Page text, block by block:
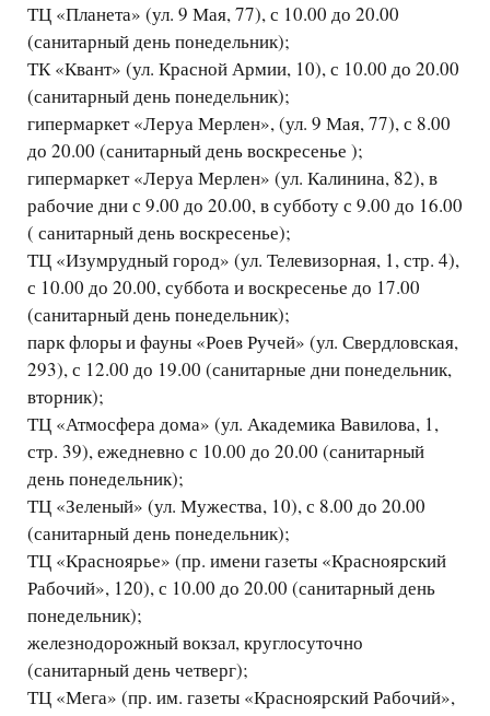
ТЦ «Планета» (ул. 9 Мая, 77), с 10.00 до 20.00
(санитарный день понедельник);
ТК «Квант» (ул. Красной Армии, 10), с 10.00 до 20.00
(санитарный день понедельник);
гипермаркет «Леруа Мерлен», (ул. 9 Мая, 77), с 8.00
до 20.00 (санитарный день воскресенье );
гипермаркет «Леруа Мерлен» (ул. Калинина, 82), в
рабочие дни с 9.00 до 20.00, в субботу с 9.00 до 16.00
( санитарный день воскресенье);
ТЦ «Изумрудный город» (ул. Телевизорная, 1, стр. 4),
с 10.00 до 20.00, суббота и воскресенье до 17.00
(санитарный день понедельник);
парк флоры и фауны «Роев Ручей» (ул. Свердловская,
293), с 12.00 до 19.00 (санитарные дни понедельник,
вторник);
ТЦ «Атмосфера дома» (ул. Академика Вавилова, 1,
стр. 39), ежедневно с 10.00 до 20.00 (санитарный
день понедельник);
ТЦ «Зеленый» (ул. Мужества, 10), с 8.00 до 20.00
(санитарный день понедельник);
ТЦ «Красноярье» (пр. имени газеты «Красноярский
Рабочий», 120), с 10.00 до 20.00 (санитарный день
понедельник);
железнодорожный вокзал, круглосуточно
(санитарный день четверг);
ТЦ «Мега» (пр. им. газеты «Красноярский Рабочий»,